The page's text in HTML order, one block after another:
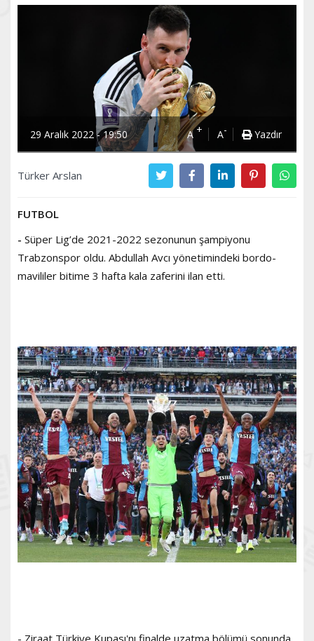
29 Aralık 2022 - 19:50 A+ A- Yazdır
Türker Arslan
FUTBOL
- Süper Lig’de 2021-2022 sezonunun şampiyonu
Trabzonspor oldu. Abdullah Avcı yönetimindeki bordo-
mavililer bitime 3 hafta kala zaferini ilan etti.
- Ziraat Türkiye Kupası'nı finalde uzatma bölümü sonunda